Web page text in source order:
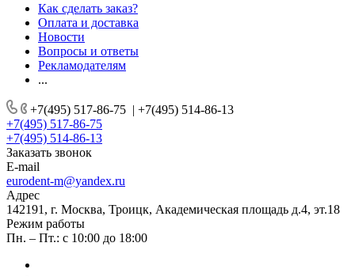
Как сделать заказ?
Оплата и доставка
Новости
Вопросы и ответы
Рекламодателям
...
+7(495) 517-86-75 | +7(495) 514-86-13
+7(495) 517-86-75
+7(495) 514-86-13
Заказать звонок
E-mail
eurodent-m@yandex.ru
Адрес
142191, г. Москва, Троицк, Академическая площадь д.4, эт.18
Режим работы
Пн. – Пт.: с 10:00 до 18:00